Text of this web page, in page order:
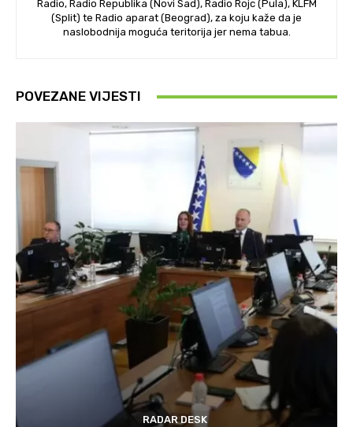
Radio, Radio Republika (Novi Sad), Radio Rojc (Pula), KLFM
(Split) te Radio aparat (Beograd), za koju kaže da je
naslobodnija moguća teritorija jer nema tabua.
POVEZANE VIJESTI
RADAR DESK